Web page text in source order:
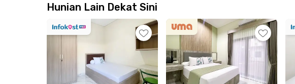
D'Real House Exclusive Caturtunggal Yogyakarta menyediakan
heater, dan wastafel. Fasilitas termasuk area jemur, area
pilih kamarmu di kost putri eksklusif ini dan booking sekarang!
Hunian Lain Dekat Sini